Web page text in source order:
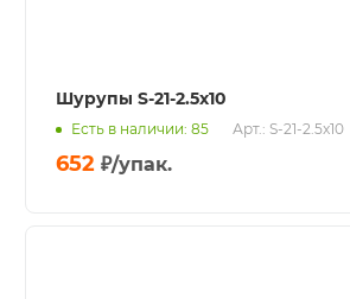
Шурупы S-21-2.5x10
Есть в наличии: 85 Арт.: S-21-2.5x10
652 ₽/упак.